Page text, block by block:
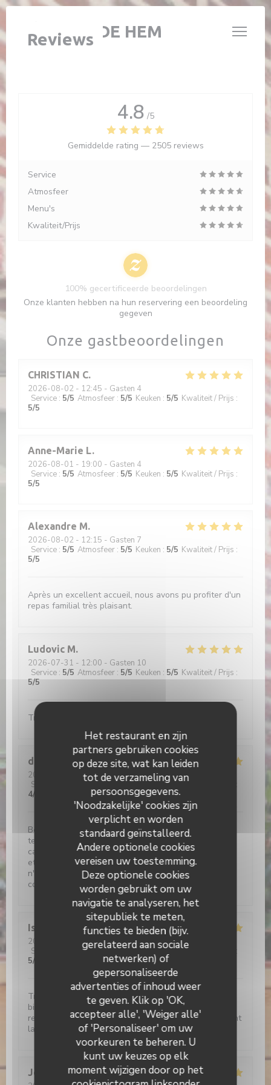
Cookies beheer paneel
Het restaurant en zijn
partners gebruiken cookies
op deze site, wat kan leiden
tot de verzameling van
persoonsgegevens.
'Noodzakelijke' cookies zijn
verplicht en worden
standaard geïnstalleerd.
Andere optionele cookies
vereisen uw toestemming.
Deze optionele cookies
worden gebruikt om uw
navigatie te analyseren, het
sitepubliek te meten,
functies te bieden (bijv.
gerelateerd aan sociale
netwerken) of
gepersonaliseerde
advertenties of inhoud weer
te geven. Klik op 'OK,
accepteer alle', 'Weiger alle'
of 'Personaliseer' om uw
voorkeuren te beheren. U
kunt uw keuzes op elk
moment wijzigen door op het
L'ÉTABLE DE HEM
Reviews
Onze gastbeoordelingen
CHRISTIAN C
2026-08-02 - 12:45 - Gasten 4
Service : 5/5 Atmosfeer : 5/5 Keuken : 5/5 Kwaliteit / Prijs :
5/5
Anne-Marie L
2026-08-01 - 19:00 - Gasten 4
Service : 5/5 Atmosfeer : 5/5 Keuken : 5/5 Kwaliteit / Prijs :
5/5
Alexandre M
2026-08-02 - 12:15 - Gasten 7
Service : 5/5 Atmosfeer : 5/5 Keuken : 5/5 Kwaliteit / Prijs :
5/5
Après un excellent accueil, nous avons pu profiter d'un
repas familial très plaisant.
Ludovic M
2026-07-31 - 12:00 - Gasten 10
Service : 5/5 Atmosfeer : 5/5 Keuken : 5/5 Kwaliteit / Prijs :
5/5
Très bon accueil et on y mange très bien
didier
2026-08-02
- 13:00 - Gasten 2
Service
Atmosfeer : 4/5 Keuken: 5 /5 Kwaliteit / Prijs
4/5
Belle déco bois, briques rouges et cour pavée. Grande
terrasse ombragée . Service aux petits soins. Belle
carte de bieres(très) locales. Et les plats sont copieux
et savoureux. Si vou sortez déçus de l'Etable de Hem,
n'allez plus jamais au resto, plus rien ne vous
conviendra!!!
Isabelle
2026-08-01
- 19:15 - Gasten 2
Service
Atmosfeer:5/5 Keuken:5/5 Kwaliteit / Prijs
5/5
Très bon moment, avec un accueil irréprochable et
bienveillant Croquettes de crevettes délicieuses, je
recommande Le café gourmand un régal Bref Vivement
la prochaine!
Jerome
C
4.8 /5
Gemiddelde rating — 2505 reviews
Service
Atmosfeer
Menu's
Kwaliteit/Prijs
100% gecertificeerde beoordelingen
Onze klanten hebben na hun reservering een beoordeling
gegeven
L'étable de Hem